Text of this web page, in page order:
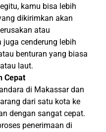
kamu bisa lebih
dikirimkan akan
atau
cenderung lebih
benturan yang biasa
laut.
Cepat
di Makassar dan
dari satu kota ke
dengan sangat cepat.
penerimaan di